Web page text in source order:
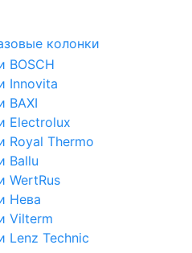
колонки
BOSCH
Innovita
BAXI
Electrolux
Royal Thermo
Ballu
WertRus
Нева
Vilterm
Lenz Technic